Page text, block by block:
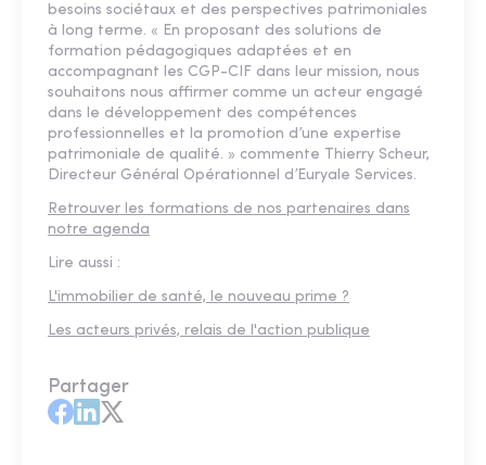
besoins sociétaux et des perspectives patrimoniales
à long terme. « En proposant des solutions de
formation pédagogiques adaptées et en
accompagnant les CGP-CIF dans leur mission, nous
souhaitons nous affirmer comme un acteur engagé
dans le développement des compétences
professionnelles et la promotion d’une expertise
patrimoniale de qualité. » commente Thierry Scheur,
Directeur Général Opérationnel d’Euryale Services.
Retrouver les formations de nos partenaires dans
notre agenda
Lire aussi :
L'immobilier de santé, le nouveau prime ?
Les acteurs privés, relais de l'action publique
Partager